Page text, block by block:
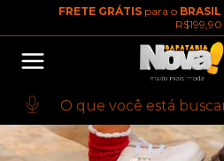
FRETE GRÁTIS para o BRASIL
R$199,90